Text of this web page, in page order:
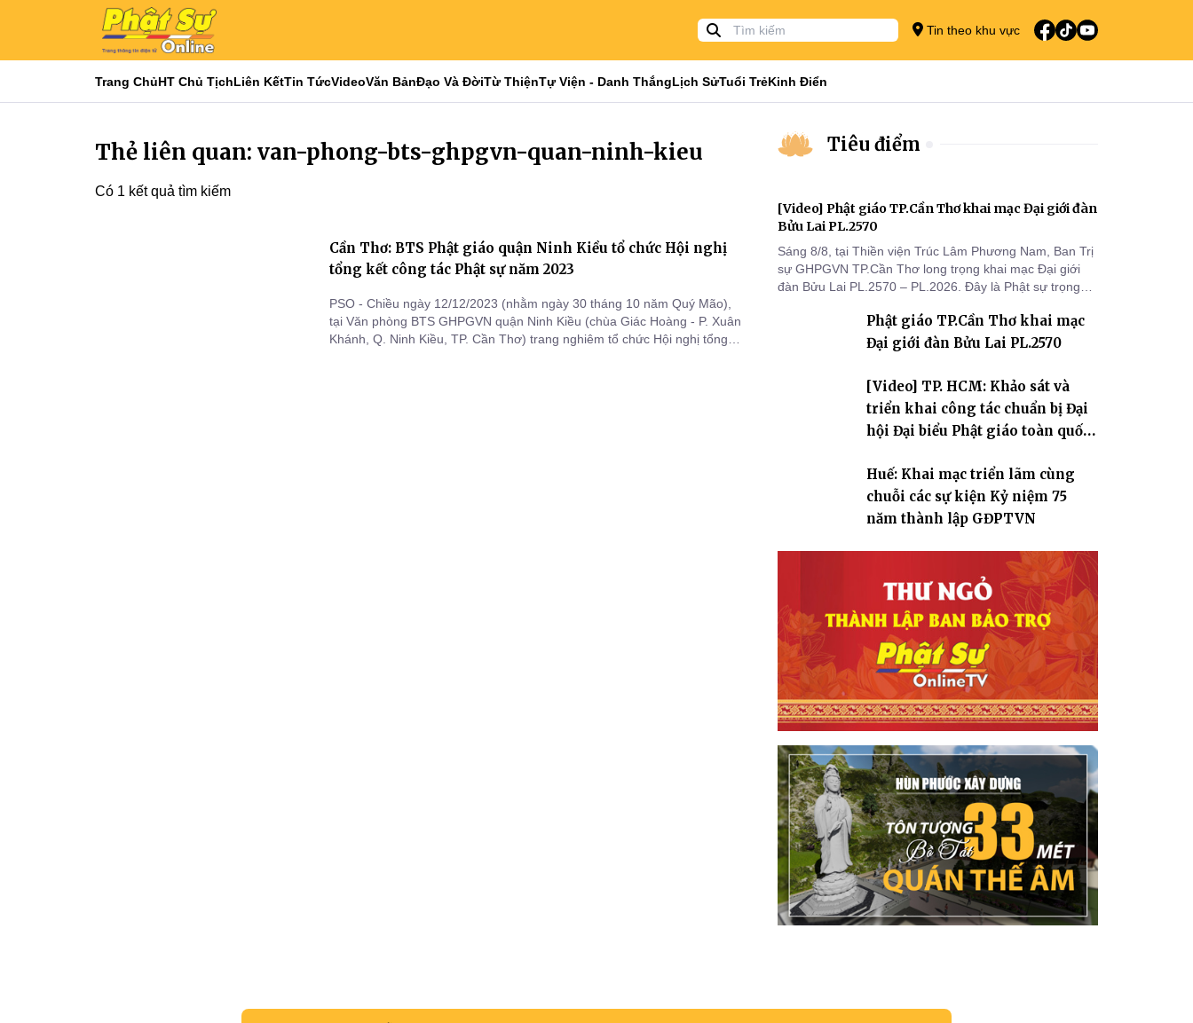
Tin theo khu vực
Trang ChủHT Chủ TịchLiên KếtTin TứcVideoVăn BảnĐạo Và ĐờiTừ ThiệnTự Viện - Danh ThắngLịch SửTuổi TrẻKinh Điển
Thẻ liên quan: van-phong-bts-ghpgvn-quan-ninh-kieu
Có 1 kết quả tìm kiếm
Cần Thơ: BTS Phật giáo quận Ninh Kiều tổ chức Hội nghị
tổng kết công tác Phật sự năm 2023
PSO - Chiều ngày 12/12/2023 (nhằm ngày 30 tháng 10 năm Quý Mão),
tại Văn phòng BTS GHPGVN quận Ninh Kiều (chùa Giác Hoàng - P. Xuân
Khánh, Q. Ninh Kiều, TP. Cần Thơ) trang nghiêm tổ chức Hội nghị tổng
Tiêu điểm
[Video] Phật giáo TP.Cần Thơ khai mạc Đại giới đàn
Bửu Lai PL.2570
Sáng 8/8, tại Thiền viện Trúc Lâm Phương Nam, Ban Trị
sự GHPGVN TP.Cần Thơ long trọng khai mạc Đại giới
đàn Bửu Lai PL.2570 – PL.2026. Đây là Phật sự trọng
của Đại hội Phật giáo thành phố lần thứ I, thể hiện sự
quan tâm đối với công tác truyền giới, đào tạo Tăng tài
Phật giáo TP.Cần Thơ khai mạc
Đại giới đàn Bửu Lai PL.2570
[Video] TP. HCM: Khảo sát và
triển khai công tác chuẩn bị Đại
hội Đại biểu Phật giáo toàn quốc
Huế: Khai mạc triển lãm cùng
chuỗi các sự kiện Kỷ niệm 75
năm thành lập GĐPTVN